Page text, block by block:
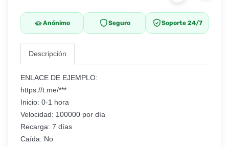
Anónimo Seguro Soporte 24/7
Descripción
ENLACE DE EJEMPLO:
https://t.me/***
Inicio: 0-1 hora
Velocidad: 100000 por día
Recarga: 7 días
Caída: No